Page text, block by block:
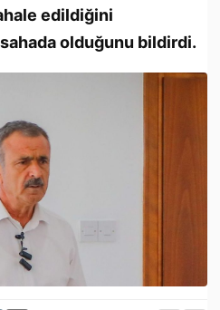
edildiğini
olduğunu bildirdi.